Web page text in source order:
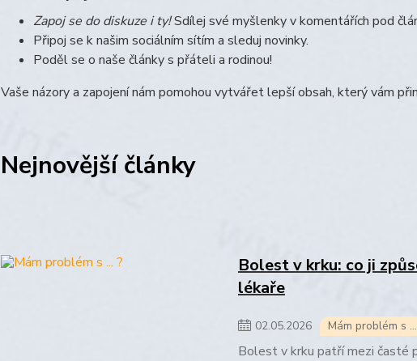
Zapoj se do diskuze i ty!Sdílej své myšlenky v komentářích pod
Připoj se k našim sociálním sítím a sleduj novinky.
Poděl se o naše články s přáteli a rodinou!
Vaše názory a zapojení nám pomohou vytvářet lepší obsah, který vám
Nejnovější články
Bolest v krku: co ji
lékaře
02.05.2026 Mám problém s
Bolest v krku patří mezi časté